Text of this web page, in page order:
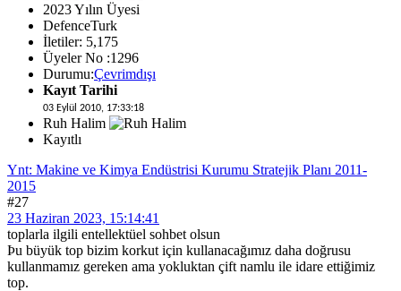
2023 Yılın Üyesi
DefenceTurk
İletiler: 5,175
Üyeler No :1296
Durumu:Çevrimdışı
Kayıt Tarihi
03 Eylül 2010, 17:33:18
Ruh Halim
Kayıtlı
Ynt: Makine ve Kimya Endüstrisi Kurumu Stratejik Planı 2011-
2015
#27
23 Haziran 2023, 15:14:41
toplarla ilgili entellektüel sohbet olsun
Þu büyük top bizim korkut için kullanacağımız daha doğrusu
kullanmamız gereken ama yokluktan çift namlu ile idare ettiğimiz
top.